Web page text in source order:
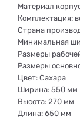
Материал
Комплектация:
Страна
Минимальная
Размеры
Размеры
Цвет: Сахара
Ширина: 550 мм
Высота: 270 мм
Длина: 650 мм